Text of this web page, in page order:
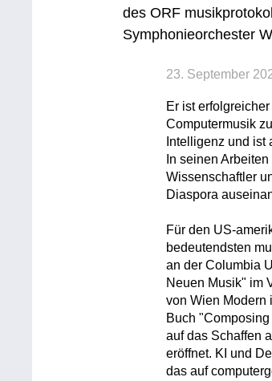
des ORF
Symphonieorchester
23. September
Er ist
Computermusik
Intelligenz und
In seinen
Wissenschaftler
Diaspora
Für den US-
bedeutendsten
an der Columbia
Neuen Musik" im
von Wien Modern
Buch
auf das Schaffen
eröffnet. KI und
das auf